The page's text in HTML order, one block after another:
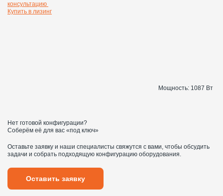
консультацию
Купить в лизинг
Мощность: 1087 Вт
Нет готовой конфигурации?
Соберём её для вас «под ключ»
Оставьте заявку и наши специалисты свяжутся с вами, чтобы обсудить
задачи и собрать подходящую конфигурацию оборудования.
Оставить заявку